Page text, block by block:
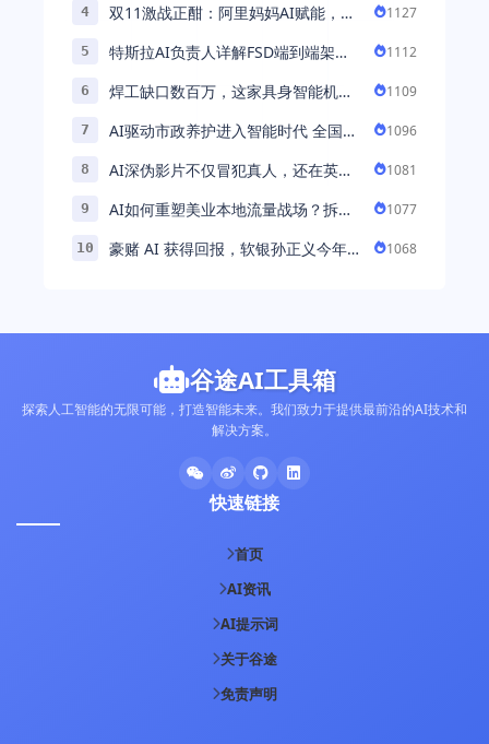
4
双11激战正酣：阿里妈妈AI赋能，助
1127
5
特斯拉AI负责人详解FSD端到端架
能 ...
1112
6
焊工缺口数百万，这家具身智能机器
1109
7
AI驱动市政养护进入智能时代 全国首
1096
8
AI深伪影片不仅冒犯真人，还在英国
1081
9
AI如何重塑美业本地流量战场？拆
1077
10
豪赌 AI 获得回报，软银孙正义今年财
1068
谷途AI工具箱
探索人工智能的无限可能，打造智能未来。我们致力于提供最前沿的AI技术和
解决方案。
快速链接
首页
AI资讯
AI提示词
关于谷途
免责声明